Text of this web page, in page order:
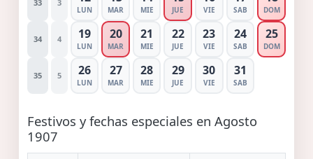
33 3
LUN MAR MIE JUE VIE SAB DOM
34 4 19
LUN
20
MAR
21
MIE
22
JUE
23
VIE
24
SAB
25
DOM
35 5 26
LUN
27
MAR
28
MIE
29
JUE
30
VIE
31
SAB
Festivos y fechas especiales en Agosto
1907